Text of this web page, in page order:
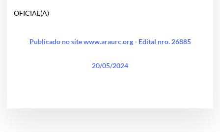
OFICIAL(A)
Publicado no site www.araurc.org - Edital nro. 26885
20/05/2024